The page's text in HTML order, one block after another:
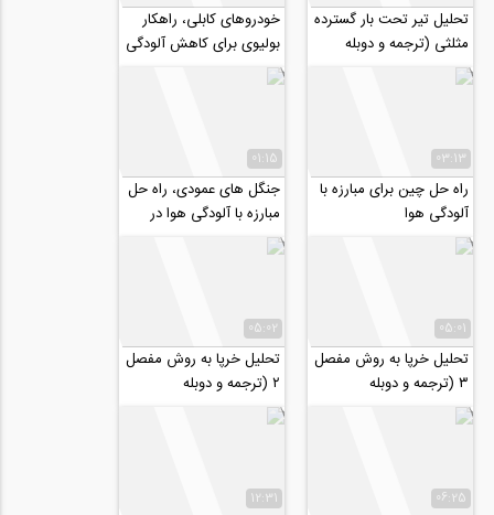
تحلیل تیر تحت بار گسترده
مثلثی (ترجمه و دوبله
اختصاصی موسسه ۸۰۸)
خودروهای کابلی، راهکار
بولیوی برای کاهش آلودگی
هوا
03:13
راه حل چین برای مبارزه با
آلودگی هوا
01:15
جنگل های عمودی، راه حل
مبارزه با آلودگی هوا در
میلان
05:01
تحلیل خرپا به روش مفصل
۳ (ترجمه و دوبله
اختصاصی موسسه ۸۰۸)
05:02
تحلیل خرپا به روش مفصل
۲ (ترجمه و دوبله
اختصاصی موسسه ۸۰۸)
06:25
12:31